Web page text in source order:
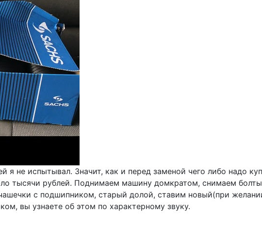
я не испытывал. Значит, как и перед заменой чего либо надо
тысячи рублей. Поднимаем машину домкратом, снимаем
с подшипником, старый долой, ставим новый(при
вы узнаете об этом по характерному звуку.